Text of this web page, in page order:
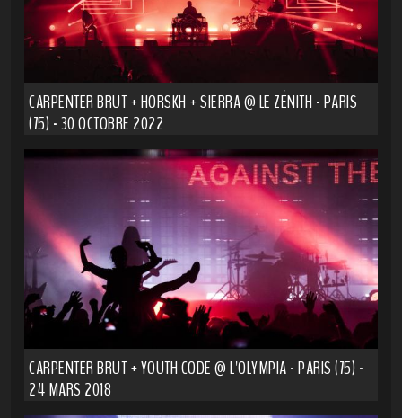
CARPENTER BRUT + HORSKH + SIERRA @ LE ZÉNITH - PARIS
(75) - 30 OCTOBRE 2022
CARPENTER BRUT + YOUTH CODE @ L'OLYMPIA - PARIS (75) -
24 MARS 2018